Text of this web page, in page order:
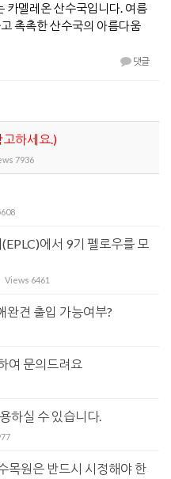
카멜레온 산수국입니다. 여름
촉촉한 산수국의 아름다움
댓글
하세요.)
7936
에서 9기 펠로우를 모
Views 6461
완견 출입 가능여부?
여 문의드려요
하실 수 있습니다.
목원은 반드시 시정해야 한